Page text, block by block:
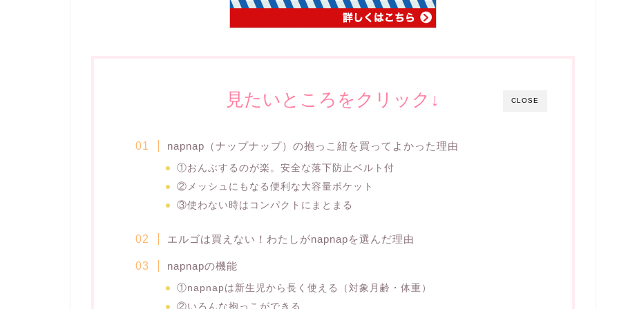
CLOSE
見たいところをクリック↓
napnap（ナップナップ）の抱っこ紐を買ってよかった理由
①おんぶするのが楽。安全な落下防止ベルト付
②メッシュにもなる便利な大容量ポケット
③使わない時はコンパクトにまとまる
エルゴは買えない！わたしがnapnapを選んだ理由
napnapの機能
①napnapは新生児から長く使える（対象月齢・体重）
②いろんな抱っこができる